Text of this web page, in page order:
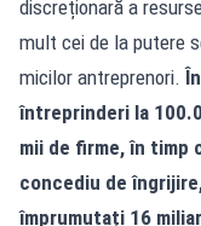
discreționară a
mult cei de la putere
micilor antreprenori.
întreprinderi la
mii de firme, în timp
concediu de
împrumutați 16